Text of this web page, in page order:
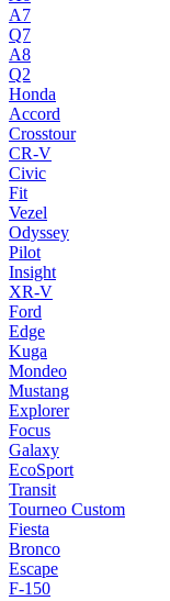
A7
Q7
A8
Q2
Honda
Accord
Crosstour
CR-V
Civic
Fit
Vezel
Odyssey
Pilot
Insight
XR-V
Ford
Edge
Kuga
Mondeo
Mustang
Explorer
Focus
Galaxy
EcoSport
Transit
Tourneo Custom
Fiesta
Bronco
Escape
F-150